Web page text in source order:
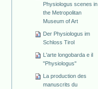
Physiologus scenes in
the Metropolitan
Museum of Art
Der Physiologus im
Schloss Tirol
L'arte longobarda e il
"Physiologus"
La production des
manuscrits du